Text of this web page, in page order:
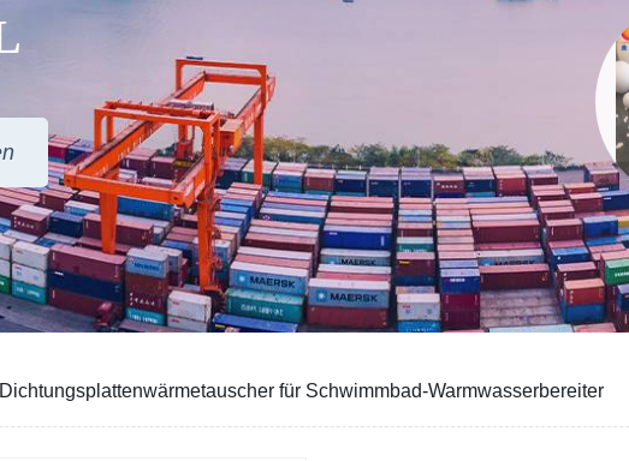
Dichtungsplattenwärmetauscher für Schwimmbad-Warmwasserbereiter